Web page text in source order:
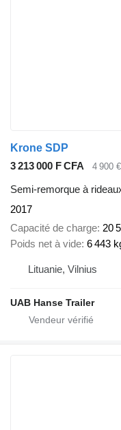
Krone SDP
3 213 000 F CFA
4 900 €
Semi-remorque à
2017
Capacité de charge 20
Poids net à vide 6 443
Lituanie, Vilnius
UAB Hanse Trailer